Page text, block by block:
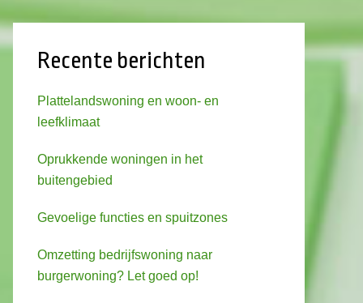
Recente berichten
Plattelandswoning en woon- en
leefklimaat
Oprukkende woningen in het
buitengebied
Gevoelige functies en spuitzones
Omzetting bedrijfswoning naar
burgerwoning? Let goed op!